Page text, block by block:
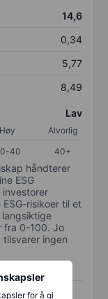
for å gi
14,6
0,34
5,77
8,49
Lav
Høy
Alvorlig
40 40+
håndterer
ESG
investorer
risikoer til et
fra 0-100. Jo
ingen